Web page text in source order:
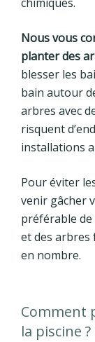
chimiques.
Nous vous
planter des
blesser les
bain autour
arbres avec
risquent
installations
Pour éviter
venir gâcher
préférable
et des
en nombre.
Comment
la piscine ?